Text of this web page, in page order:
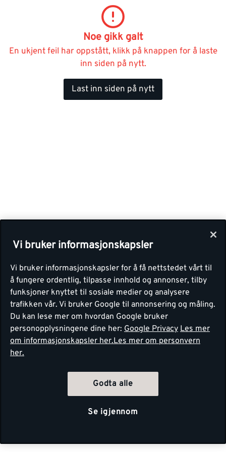
Noe gikk galt
En ukjent feil har oppstått, klikk på knappen for å laste
inn siden på nytt.
Last inn siden på nytt
Vi bruker informasjonskapsler
Vi bruker informasjonskapsler for å få nettstedet vårt til
å fungere ordentlig, tilpasse innhold og annonser, tilby
funksjoner knyttet til sosiale medier og analysere
trafikken vår. Vi bruker Google til annonsering og måling.
Du kan lese mer om hvordan Google bruker
personopplysningene dine her: Google Privacy Les mer
om informasjonskapsler her.Les mer om personvern
her.
Godta alle
Se igjennom